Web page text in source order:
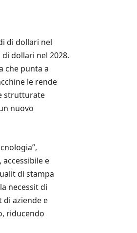
di dollari nel
dollari nel 2028.
che punta a
le rende
strutturate
nuovo
e
di stampa
necessit di
aziende e
riducendo